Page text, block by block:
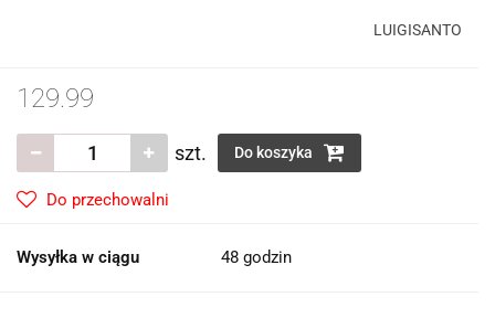
LUIGISANTO
129.99
szt. Do koszyka
Do przechowalni
Wysyłka w ciągu 48 godzin